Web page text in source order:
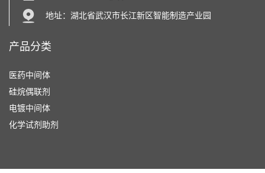
地址：湖北省武汉市长江新区智能制造产业园
产品分类
医药中间体
硅烷偶联剂
电镀中间体
化学试剂助剂